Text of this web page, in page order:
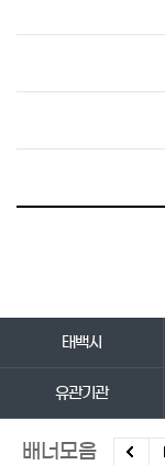
태백시
유관기관
배너모음